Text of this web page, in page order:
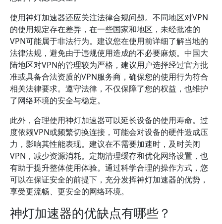
使用神灯加速器还应关注法律合规问题。不同地区对VPN
的使用规定存在差异，在一些国家和地区，未经批准的
VPN可能属于非法行为。建议您在使用前详细了解当地的
法律法规，避免由于违规使用造成的不必要麻烦。中国大
陆地区对VPN的管理较为严格，建议用户选择经过官方批
准或具备合法资质的VPN服务商，确保您的使用行为符合
相关法律要求。遵守法律，不仅保障了您的权益，也维护
了网络环境的安全与稳定。
此外，合理使用神灯加速器可以延长设备的使用寿命。过
度依赖VPN或频繁切换连接，可能会对设备的硬件造成压
力，影响其性能表现。建议在不需要加速时，及时关闭
VPN，减少资源消耗。定期清理缓存和优化网络设置，也
有助于提升整体使用体验。通过科学合理的操作方式，您
可以在保证安全的前提下，充分发挥神灯加速器的优势，
享受更流畅、更安全的网络环境。
神灯加速器的优缺点有哪些？